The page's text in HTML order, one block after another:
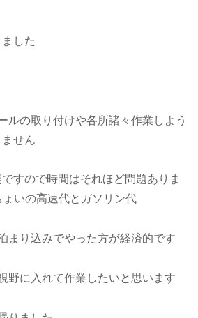
した
ルの取り付けや各所諸々作業しよう
せん
すので時間はそれほど問題ありま
いの高速代とガソリン代
まり込みでやった方が経済的です
野に入れて作業したいと思います